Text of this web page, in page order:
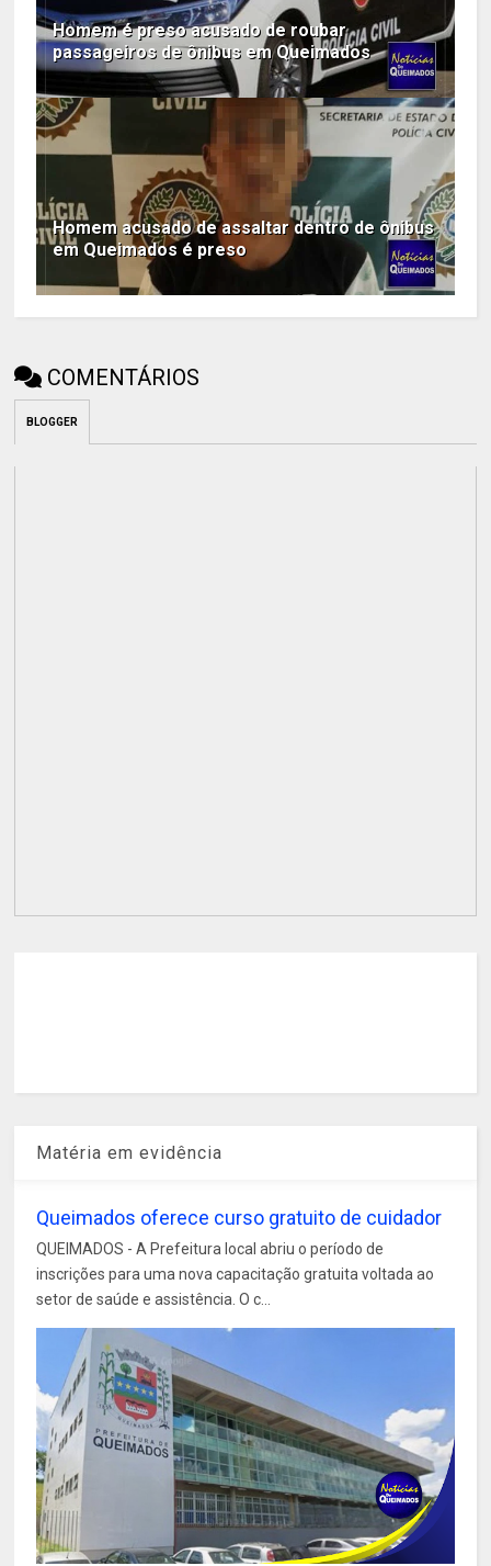
Homem é preso acusado de roubar
passageiros de ônibus em Queimados
Homem acusado de assaltar dentro de ônibus
em Queimados é preso
COMENTÁRIOS
BLOGGER
Matéria em evidência
Queimados oferece curso gratuito de cuidador
QUEIMADOS - A Prefeitura local abriu o período de
inscrições para uma nova capacitação gratuita voltada ao
setor de saúde e assistência. O c...